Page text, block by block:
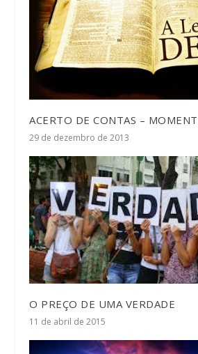
ACERTO DE CONTAS –
29 de dezembro de 2013
O PREÇO DE UMA VERDADE
11 de abril de 2015